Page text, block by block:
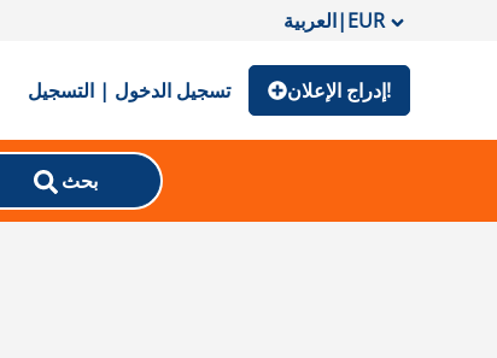
العربية|EUR
تسجيل الدخول | التسجيل إدراج الإعلان!
بحث